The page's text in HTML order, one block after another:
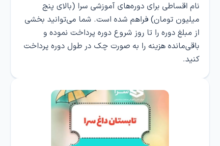
نام اقساطی برای دوره‌های آموزشی سرا (بالای پنج
میلیون تومان) فراهم شده است. شما می‌توانید بخشی
از مبلغ دوره را تا روز شروع دوره پرداخت نموده و
باقی‌مانده هزینه را به صورت چک در طول دوره پرداخت
کنید.